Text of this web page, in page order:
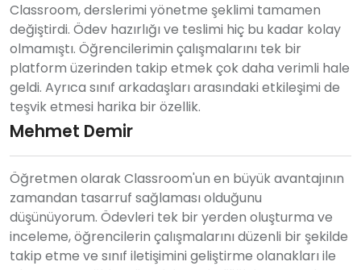
Classroom, derslerimi yönetme şeklimi tamamen
değiştirdi. Ödev hazırlığı ve teslimi hiç bu kadar kolay
olmamıştı. Öğrencilerimin çalışmalarını tek bir
platform üzerinden takip etmek çok daha verimli hale
geldi. Ayrıca sınıf arkadaşları arasındaki etkileşimi de
teşvik etmesi harika bir özellik.
Mehmet Demir
Öğretmen olarak Classroom'un en büyük avantajının
zamandan tasarruf sağlaması olduğunu
düşünüyorum. Ödevleri tek bir yerden oluşturma ve
inceleme, öğrencilerin çalışmalarını düzenli bir şekilde
takip etme ve sınıf iletişimini geliştirme olanakları ile